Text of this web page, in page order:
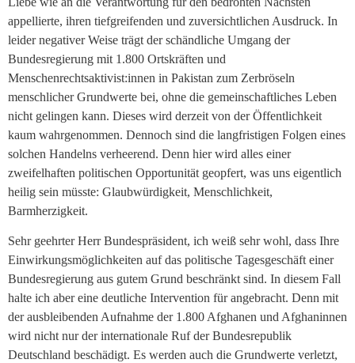
appellierte, ihren tiefgreifenden und zuversichtlichen Ausdruck. In
leider negativer Weise trägt der schändliche Umgang der
Bundesregierung mit 1.800 Ortskräften und
Menschenrechtsaktivist:innen in Pakistan zum Zerbröseln
menschlicher Grundwerte bei, ohne die gemeinschaftliches Leben
nicht gelingen kann. Dieses wird derzeit von der Öffentlichkeit
kaum wahrgenommen. Dennoch sind die langfristigen Folgen eines
solchen Handelns verheerend. Denn hier wird alles einer
zweifelhaften politischen Opportunität geopfert, was uns eigentlich
heilig sein müsste: Glaubwürdigkeit, Menschlichkeit,
Barmherzigkeit.
Sehr geehrter Herr Bundespräsident, ich weiß sehr wohl, dass Ihre
Einwirkungsmöglichkeiten auf das politische Tagesgeschäft einer
Bundesregierung aus gutem Grund beschränkt sind. In diesem Fall
halte ich aber eine deutliche Intervention für angebracht. Denn mit
der ausbleibenden Aufnahme der 1.800 Afghanen und Afghaninnen
wird nicht nur der internationale Ruf der Bundesrepublik
Deutschland beschädigt. Es werden auch die Grundwerte verletzt,